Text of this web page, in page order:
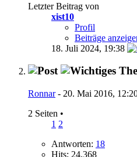
Letzter Beitrag von
xist10
Profil
Beiträge
18. Juli 2024, 19:38
Ronnar- 20. Mai 2016,
2 Seiten •
1 2
Antworten: 18
Hits: 24.368